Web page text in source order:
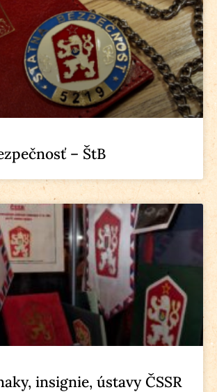
– ŠtB
insignie, ústavy ČSSR